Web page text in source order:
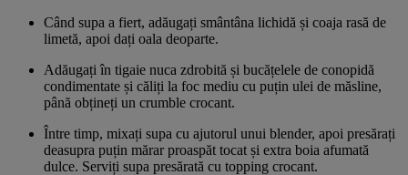
Când supa a fiert, adăugați smântâna lichidă și coaja rasă de
limetă, apoi dați oala deoparte.
Adăugați în tigaie nuca zdrobită și bucățelele de conopidă
condimentate și căliți la foc mediu cu puțin ulei de măsline,
până obțineți un crumble crocant.
Între timp, mixați supa cu ajutorul unui blender, apoi presărați
deasupra puțin mărar proaspăt tocat și extra boia afumată
dulce. Serviți supa presărată cu topping crocant.